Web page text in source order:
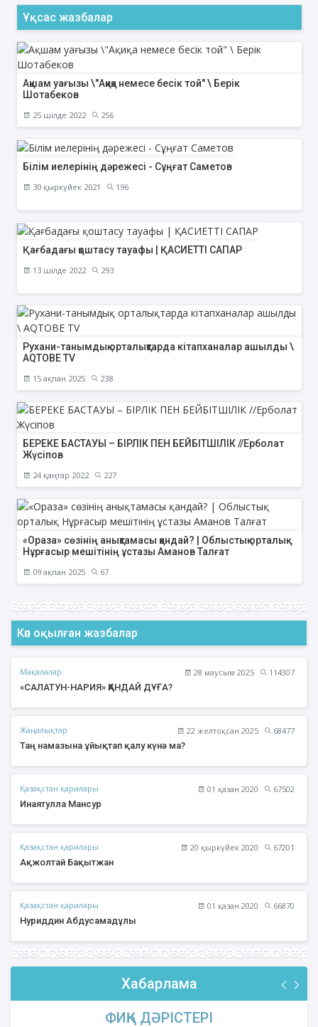
Ұқсас жазбалар
Ақшам уағызы \"Ақиқа немесе бесік той" \ Берік
Шотабеков
25 шілде 2022 256
Білім иелерінің дәрежесі - Сұңғат Саметов
30 қыркүйек 2021 196
Қағбадағы қоштасу тауафы | ҚАСИЕТТІ САПАР
13 шілде 2022 293
Рухани-танымдық орталықтарда кітапханалар ашылды \
AQTOBE TV
15 ақпан 2025 238
БЕРЕКЕ БАСТАУЫ – БІРЛІК ПЕН БЕЙБІТШІЛІК //Ерболат
Жүсіпов
24 қаңтар 2022 227
«Ораза» сөзінің анықтамасы қандай? | Облыстық орталық
Нұрғасыр мешітінің ұстазы Аманов Талғат
09 ақпан 2025 67
Көп оқылған жазбалар
Мақалалар 28 маусым 2025
114307
«САЛАТУН-НАРИЯ» ҚАНДАЙ ДҰҒА?
Жаңалықтар 22 желтоқсан 2025
68477
Таң намазына ұйықтап қалу күнә ма?
Қазақстан қарилары 01 қазан 2020
67502
Инаятулла Мансур
Қазақстан қарилары 20 қыркүйек 2020
67201
Ақжолтай Бақытжан
Қазақстан қарилары 01 қазан 2020
66870
Нуриддин Абдусамадұлы
Хабарлама
ФИҚҺ ДӘРІСТЕРІ